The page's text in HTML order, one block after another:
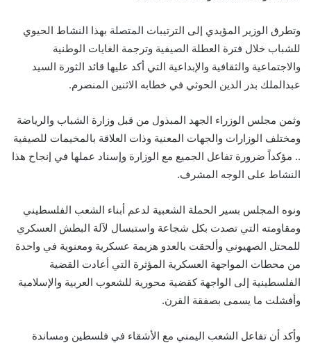
وتطرق الوزير المؤيدي إلى الترتيبات المتصلة بهذا النشاط الحيوي
للشباب خلال فترة العطلة الصيفية وترجمة الغايات الوطنية
والاجتماعية والثقافية والإبداعية التي أكد عليها قائد الثورة السيد
عبدالملك بدر الدين الحوثي في خطابه الاثنين المنصرم.
وثمن مجلس الوزراء الجهد المبذول من قبل وزارة الشباب والرياضة
ومختلف الوزارات والجهات المعنية وذات العلاقة بالمخيمات للصيفية
.. مؤكداً ضرورة تفاعل الجميع مع الوزارة وإسناد عملها في إنجاح هذا
النشاط على الوجه المشرف.
ونوه المجلس بسير الحملة الشعبية لدعم أبناء الشعب الفلسطيني
ومقاومته التي تصدت بكل شجاعة واستبسال لآلة البطش العسكري
للمحتل الصهيوني وألحقت بالعدو هزيمة عسكرية ومعنوية في واحدة
من محطات المواجهة العسكرية المؤثرة التي أعادت القضية
الفلسطينية إلى الواجهة كقضية محورية للشعوب العربية والإسلامية
وأفشلت ما يسمى بصفقة القرن.
وأكد أن تفاعل الشعب اليمني مع الأشقاء في فلسطين ومساندة